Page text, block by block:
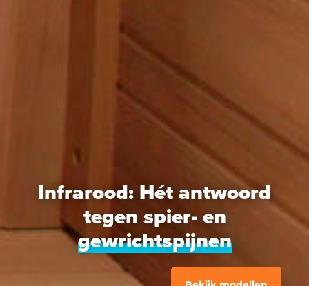
Infrarood: Hét antwoord
tegen spier- en
gewrichtspijnen